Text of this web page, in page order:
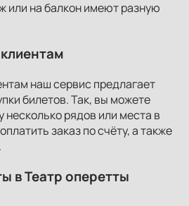
или на балкон имеют разную
наш сервис предлагает
билетов. Так, вы можете
несколько рядов или места в
заказ по счёту, а также
в Театр оперетты